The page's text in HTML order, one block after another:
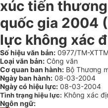
xúc tiến
quốc gia 2004
lực không xác
Số hiệu văn bản: 0977/TM-
Loại văn bản: Công văn
Cơ quan ban hành: Bộ Thương
Ngày ban hành: 08-03-2004
Ngày có hiệu lực: 08-03-2004
Tình trạng hiệu lực: Không xác
Ngôn ngữ: